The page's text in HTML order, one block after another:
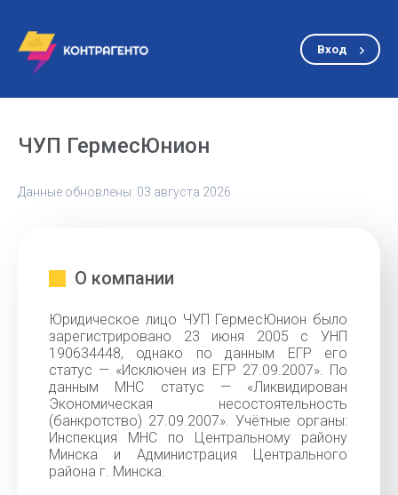
Вход
ЧУП ГермесЮнион
Данные обновлены: 03 августа 2026
О компании
Юридическое лицо ЧУП ГермесЮнион было
зарегистрировано 23 июня 2005 с УНП
190634448, однако по данным ЕГР его
статус — «Исключен из ЕГР 27.09.2007». По
данным МНС статус — «Ликвидирован
Экономическая несостоятельность
(банкротство) 27.09.2007». Учётные органы:
Инспекция МНС по Центральному району
Минска и Администрация Центрального
района г. Минска.